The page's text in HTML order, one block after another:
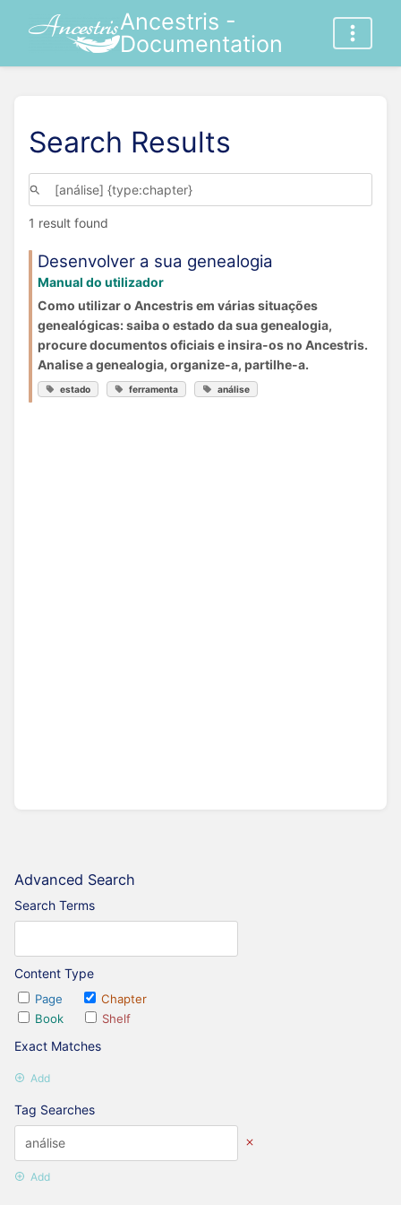
Ancestris -
Documentation
Advanced Search
Search Terms
Content Type
Page
Chapter
Book
Shelf
Exact Matches
Add
Tag Searches
Add
Search Results
1 result found
Desenvolver a sua genealogia
Manual do utilizador
Como utilizar o Ancestris em várias situações
genealógicas: saiba o estado da sua genealogia,
procure documentos oficiais e insira-os no Ancestris.
Analise a genealogia, organize-a, partilhe-a.
estado ferramenta análise